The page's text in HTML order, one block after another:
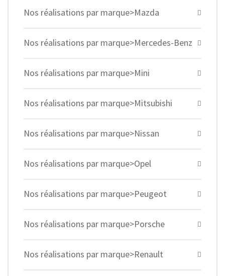
Nos réalisations par marque>Mazda
Nos réalisations par marque>Mercedes-Benz
Nos réalisations par marque>Mini
Nos réalisations par marque>Mitsubishi
Nos réalisations par marque>Nissan
Nos réalisations par marque>Opel
Nos réalisations par marque>Peugeot
Nos réalisations par marque>Porsche
Nos réalisations par marque>Renault